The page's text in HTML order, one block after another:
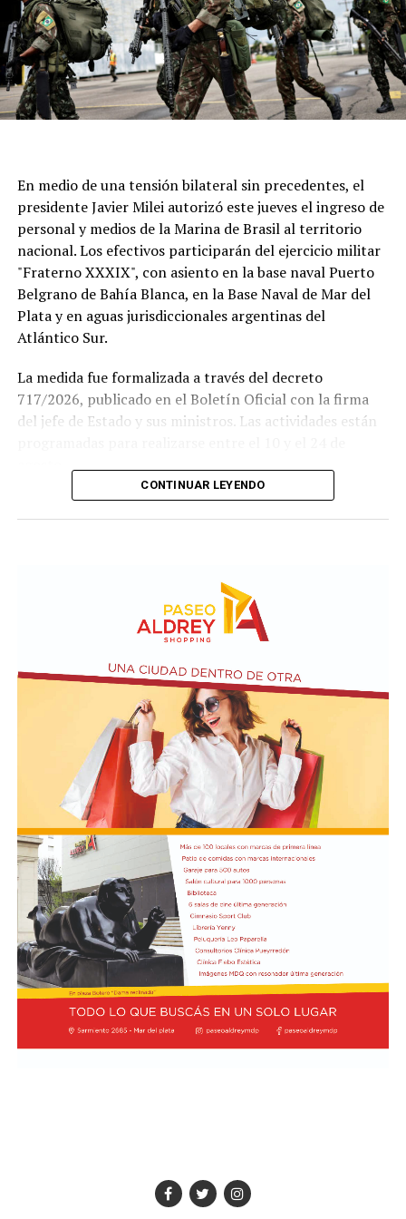
atraviesa generaciones.
En medio de una tensión bilateral sin precedentes, el
presidente Javier Milei autorizó este jueves el ingreso de
personal y medios de la Marina de Brasil al territorio
nacional. Los efectivos participarán del ejercicio militar
"Fraterno XXXIX", con asiento en la base naval Puerto
Belgrano de Bahía Blanca, en la Base Naval de Mar del
Plata y en aguas jurisdiccionales argentinas del
Atlántico Sur.
La medida fue formalizada a través del decreto
717/2026, publicado en el Boletín Oficial con la firma
del jefe de Estado y sus ministros. Las actividades están
Según los considerandos del decreto, el fin es
estandarizar y simplificar los procesos de planeamiento
entre ambas armadas.
El texto oficial destaca que la participación argentina en
estas maniobras señala su compromiso con la seguridad
internacional y la estabilidad regional. Asimismo, el
Gobierno busca reforzar su posición como socio
estratégico en el continente americano.
La autorización militar ocurre en un contexto de
fricción diplomática originada por las declaraciones
de Javier Milei hacia su par brasileño, Lula da Silva. Esta
situación derivó en el retiro del embajador brasileño en
Buenos Aires, Julio Bitelli.
Desde el Palacio del Planalto, el canciller Mauro
Vieira calificó los insultos del mandatario argentino
como "graves e inaceptables". Por su parte, Brasil decidió
reducir su representación en el país al nivel de
encargado de negocios.
Quirno afirmó en conferencia de prensa
que Argentina decidió no llevar el conflicto a una
CONTINUAR LEYENDO